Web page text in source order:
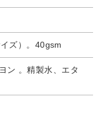
ズ）。40gsm
ン 。精製水、エタ